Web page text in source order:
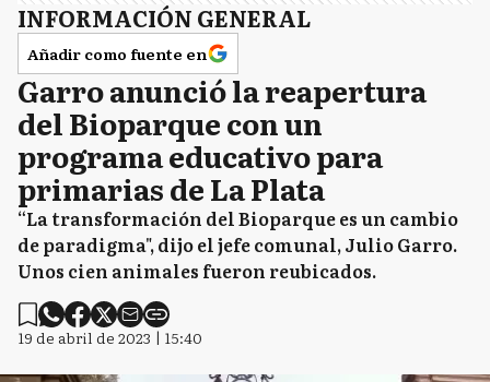
INFORMACIÓN GENERAL
Añadir como fuente en
Garro anunció la reapertura
del Bioparque con un
programa educativo para
primarias de La Plata
“La transformación del Bioparque es un cambio
de paradigma", dijo el jefe comunal, Julio Garro.
Unos cien animales fueron reubicados.
19 de abril de 2023 | 15:40